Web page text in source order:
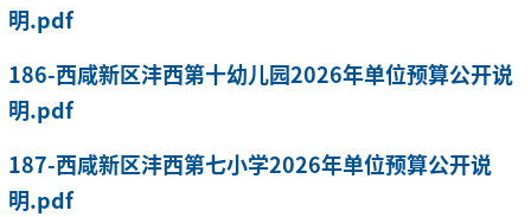
明.pdf
186-西咸新区沣西第十幼儿园2026年单位预算公开说
明.pdf
187-西咸新区沣西第七小学2026年单位预算公开说
明.pdf